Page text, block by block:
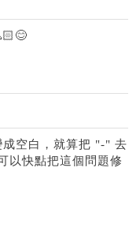
成空白，就算把 "-" 去
以快點把這個問題修